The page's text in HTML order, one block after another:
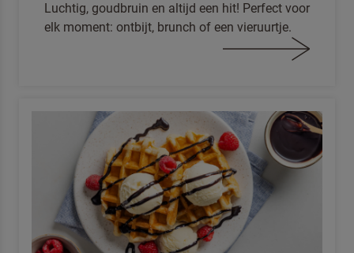
Luchtig, goudbruin en altijd een hit! Perfect voor
elk moment: ontbijt, brunch of een vieruurtje.